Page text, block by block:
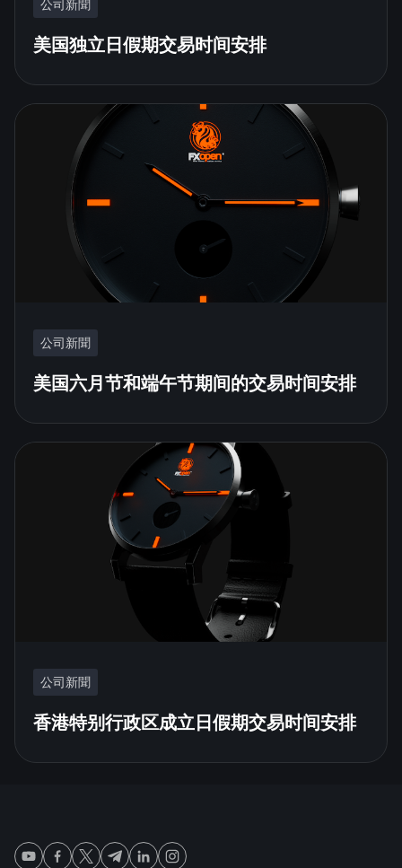
公司新聞
美国独立日假期交易时间安排
公司新聞
美国六月节和端午节期间的交易时间安排
公司新聞
香港特别行政区成立日假期交易时间安排